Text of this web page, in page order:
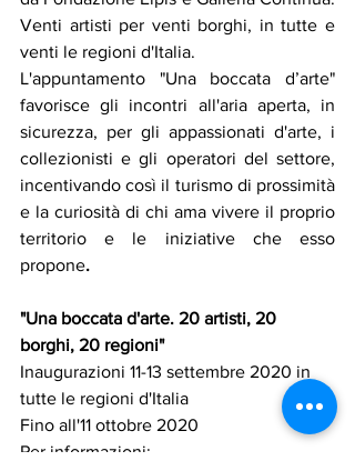
Venti artisti per venti borghi, in tutte e
venti le regioni d'Italia.
L'appuntamento "Una boccata d’arte"
favorisce gli incontri all'aria aperta, in
sicurezza, per gli appassionati d'arte, i
collezionisti e gli operatori del settore,
incentivando così il turismo di prossimità
e la curiosità di chi ama vivere il proprio
territorio e le iniziative che esso
propone.
"Una boccata d'arte. 20 artisti, 20
borghi, 20 regioni"
Inaugurazioni 11-13 settembre 2020 in
tutte le regioni d'Italia
Fino all'11 ottobre 2020
Per informazioni: